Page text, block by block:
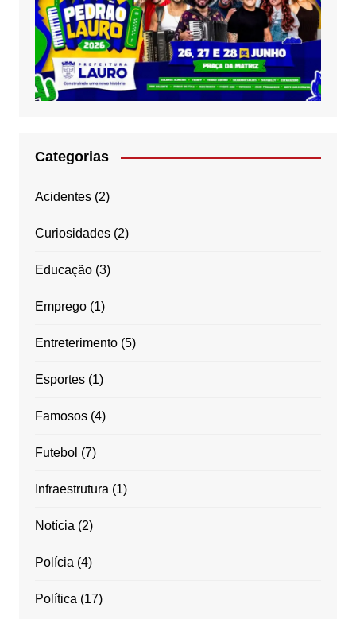
Categorias
Acidentes(2)
Curiosidades(2)
Educação(3)
Emprego(1)
Entreterimento(5)
Esportes(1)
Famosos(4)
Futebol (7)
Infraestrutura (1)
Notícia (2)
Polícia (4)
Política (17)